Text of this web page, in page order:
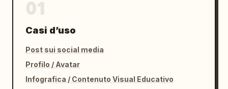
Casi d’uso
Post sui social media
Profilo / Avatar
Infografica / Contenuto Visual Educativo